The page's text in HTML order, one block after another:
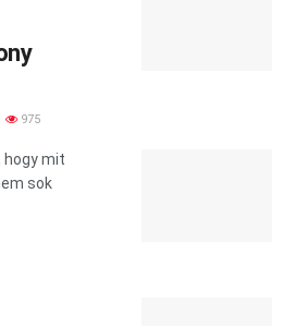
975
hogy mit
sok